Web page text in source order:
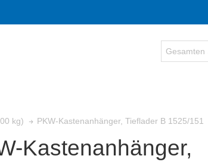
kg) PKW-Kastenanhänger, Tieflader B 1525/151
Kastenanhänger,